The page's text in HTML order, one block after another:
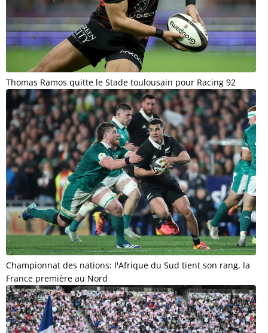
Thomas Ramos quitte le Stade toulousain pour Racing 92
Championnat des nations: l'Afrique du Sud tient son rang, la
France première au Nord